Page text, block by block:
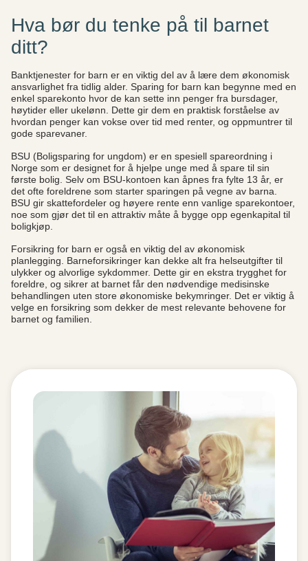
Hva bør du tenke på til barnet
ditt?
Banktjenester for barn er en viktig del av å lære dem økonomisk
ansvarlighet fra tidlig alder. Sparing for barn kan begynne med en
enkel sparekonto hvor de kan sette inn penger fra bursdager,
høytider eller ukelønn. Dette gir dem en praktisk forståelse av
hvordan penger kan vokse over tid med renter, og oppmuntrer til
gode sparevaner.
BSU (Boligsparing for ungdom) er en spesiell spareordning i
Norge som er designet for å hjelpe unge med å spare til sin
første bolig. Selv om BSU-kontoen kan åpnes fra fylte 13 år, er
det ofte foreldrene som starter sparingen på vegne av barna.
BSU gir skattefordeler og høyere rente enn vanlige sparekontoer,
noe som gjør det til en attraktiv måte å bygge opp egenkapital til
boligkjøp.
Forsikring for barn er også en viktig del av økonomisk
planlegging. Barneforsikringer kan dekke alt fra helseutgifter til
ulykker og alvorlige sykdommer. Dette gir en ekstra trygghet for
foreldre, og sikrer at barnet får den nødvendige medisinske
behandlingen uten store økonomiske bekymringer. Det er viktig å
velge en forsikring som dekker de mest relevante behovene for
barnet og familien.